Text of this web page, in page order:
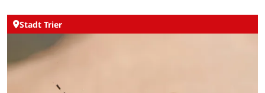
Stadt Trier